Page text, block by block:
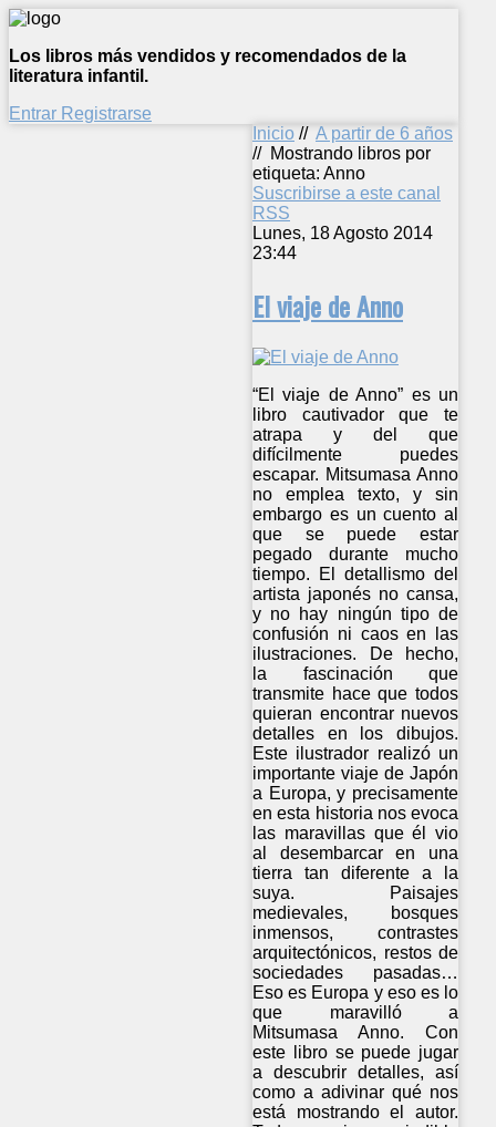
Los libros más vendidos y recomendados de la
literatura infantil.
Entrar Registrarse
Inicio // A partir de 6 años
// Mostrando libros por
etiqueta: Anno
Suscribirse a este canal
RSS
Lunes, 18 Agosto 2014
23:44
El viaje de Anno
“El viaje de Anno” es un
libro cautivador que te
atrapa y del que
difícilmente puedes
escapar. Mitsumasa Anno
no emplea texto, y sin
embargo es un cuento al
que se puede estar
pegado durante mucho
tiempo. El detallismo del
artista japonés no cansa,
y no hay ningún tipo de
confusión ni caos en las
ilustraciones. De hecho,
la fascinación que
transmite hace que todos
quieran encontrar nuevos
detalles en los dibujos.
Este ilustrador realizó un
importante viaje de Japón
a Europa, y precisamente
en esta historia nos evoca
las maravillas que él vio
al desembarcar en una
tierra tan diferente a la
suya. Paisajes
medievales, bosques
inmensos, contrastes
arquitectónicos, restos de
sociedades pasadas…
Eso es Europa y eso es lo
que maravilló a
Mitsumasa Anno. Con
este libro se puede jugar
a descubrir detalles, así
como a adivinar qué nos
está mostrando el autor.